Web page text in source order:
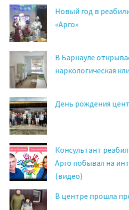
Новый год в
«Арго»
В Барнауле
наркологическая
День рождения
Консультант
Арго побывал на
(видео)
В центре прошла